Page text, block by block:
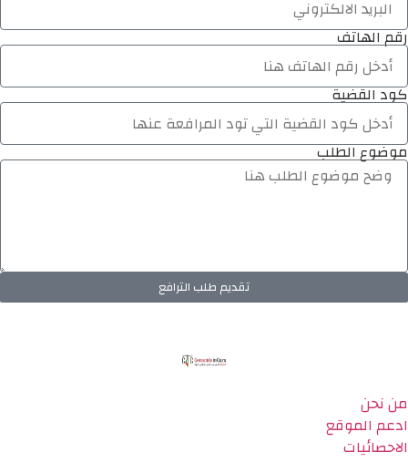
رقم الهاتف
كود القضية
موضوع الطلب
تقديم طلب الترافع
من نحن
ادعم الموقع
الاحصائيات